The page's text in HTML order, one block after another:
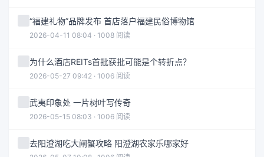
“福建礼物”品牌发布 首店落户福建民俗博物馆
2026-04-11 08:04 · 1008 阅读
为什么酒店REITs首批获批可能是个转折点？
2026-05-27 09:42 · 1006 阅读
武夷印象处 一片树叶写传奇
2026-05-15 08:03 · 1006 阅读
去阳澄湖吃大闸蟹攻略 阳澄湖农家乐哪家好